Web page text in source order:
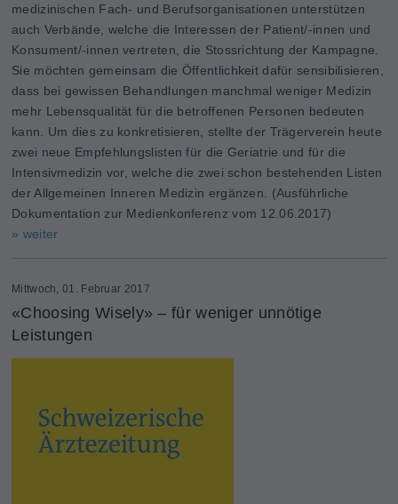
medizinischen Fach- und Berufsorganisationen unterstützen
auch Verbände, welche die Interessen der Patient/-innen und
Konsument/-innen vertreten, die Stossrichtung der Kampagne.
Sie möchten gemeinsam die Öffentlichkeit dafür sensibilisieren,
dass bei gewissen Behandlungen manchmal weniger Medizin
mehr Lebensqualität für die betroffenen Personen bedeuten
kann. Um dies zu konkretisieren, stellte der Trägerverein heute
zwei neue Empfehlungslisten für die Geriatrie und für die
Intensivmedizin vor, welche die zwei schon bestehenden Listen
der Allgemeinen Inneren Medizin ergänzen. (Ausführliche
Dokumentation zur Medienkonferenz vom 12.06.2017)
» weiter
Mittwoch, 01. Februar 2017
«Choosing Wisely» – für weniger unnötige
Leistungen